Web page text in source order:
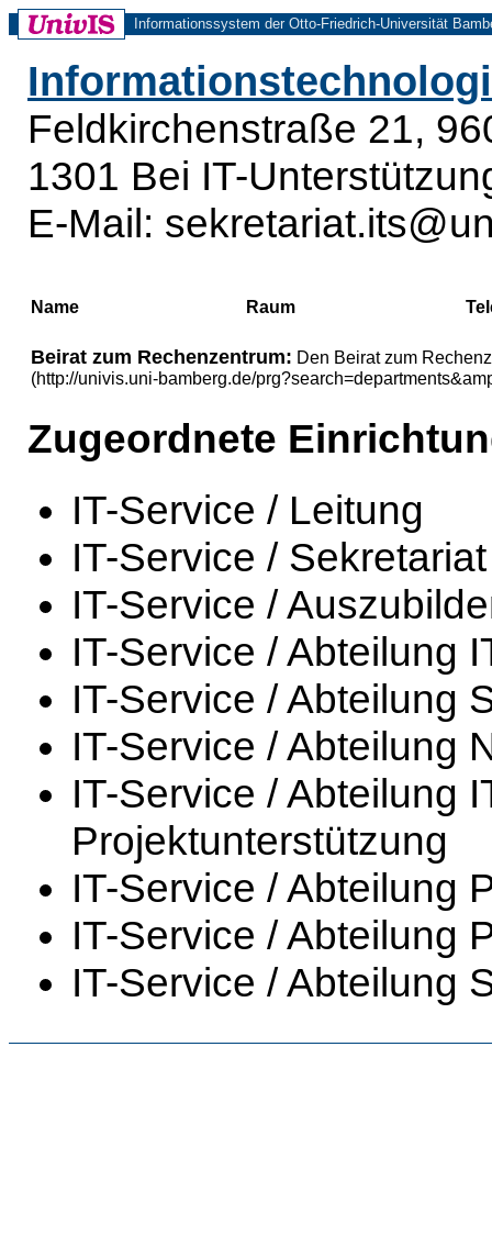
Informationssystem der Otto-Friedrich-Universität
Feldkirchenstraße 21,
1301 Bei IT-
E-Mail:
Name Raum
Beirat zum Rechenzentrum: Den Beirat zum
(http://univis.uni-bamberg.de/
Zugeordnete
IT-Service / Leitung
IT-Service / Sekretariat
IT-Service /
IT-Service / Abteilung
IT-Service / Abteilung
IT-Service / Abteilung
IT-Service / Abteilung
Projektunterstützung
IT-Service / Abteilung
IT-Service / Abteilung
IT-Service / Abteilung